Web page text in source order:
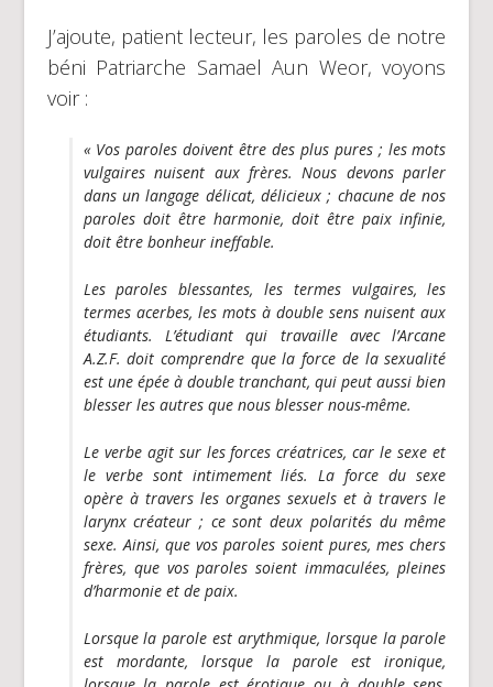
J’ajoute, patient lecteur, les paroles de notre
béni Patriarche Samael Aun Weor, voyons
voir :
« Vos paroles doivent être des plus pures ; les mots
vulgaires nuisent aux frères. Nous devons parler
dans un langage délicat, délicieux ; chacune de nos
paroles doit être harmonie, doit être paix infinie,
doit être bonheur ineffable.
Les paroles blessantes, les termes vulgaires, les
termes acerbes, les mots à double sens nuisent aux
étudiants. L’étudiant qui travaille avec l’Arcane
A.Z.F. doit comprendre que la force de la sexualité
est une épée à double tranchant, qui peut aussi bien
blesser les autres que nous blesser nous-même.
Le verbe agit sur les forces créatrices, car le sexe et
le verbe sont intimement liés. La force du sexe
opère à travers les organes sexuels et à travers le
larynx créateur ; ce sont deux polarités du même
sexe. Ainsi, que vos paroles soient pures, mes chers
frères, que vos paroles soient immaculées, pleines
d’harmonie et de paix.
Lorsque la parole est arythmique, lorsque la parole
est mordante, lorsque la parole est ironique,